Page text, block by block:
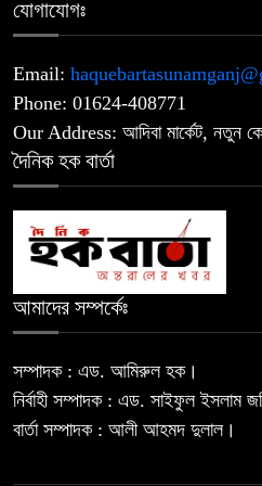
সিলেটে
৯
উপজেলা
তৎপরতা
১১
যোগাযোগঃ
Email:
Phone: 01624-408771
Our Address: আদিবা মার্কেট, নতুন
দৈনিক হক বার্তা
আমাদের সম্পর্কেঃ
সম্পাদক : এড. আমিরুল হক।
নির্বাহী সম্পাদক : এড. সাইফুল ইসলাম
বার্তা সম্পাদক : আলী আহমদ দুলাল।